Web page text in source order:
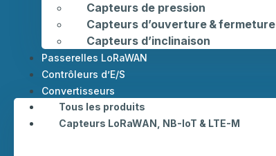
Capteurs de pression
Capteurs d’ouverture & fermeture
Capteurs d’inclinaison
Passerelles LoRaWAN
Contrôleurs d’E/S
Convertisseurs
Tous les produits
Capteurs LoRaWAN, NB-IoT & LTE-M